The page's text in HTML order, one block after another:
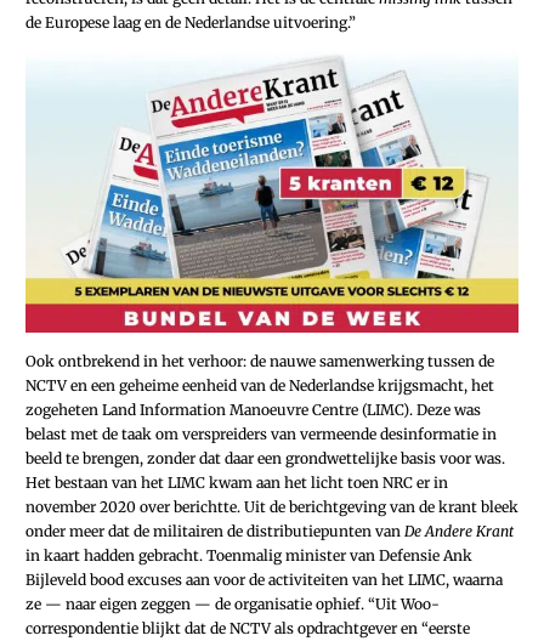
de Europese laag en de Nederlandse uitvoering.”
Ook ontbrekend in het verhoor: de nauwe samenwerking tussen de
NCTV en een geheime eenheid van de Nederlandse krijgsmacht, het
zogeheten Land Information Manoeuvre Centre (LIMC). Deze was
belast met de taak om verspreiders van vermeende desinformatie in
beeld te brengen, zonder dat daar een grondwettelijke basis voor was.
Het bestaan van het LIMC kwam aan het licht toen NRC er in
november 2020 over berichtte. Uit de berichtgeving van de krant bleek
onder meer dat de militairen de distributiepunten van De Andere Krant
in kaart hadden gebracht. Toenmalig minister van Defensie Ank
Bijleveld bood excuses aan voor de activiteiten van het LIMC, waarna
ze — naar eigen zeggen — de organisatie ophief. “Uit Woo-
correspondentie blijkt dat de NCTV als opdrachtgever en “eerste